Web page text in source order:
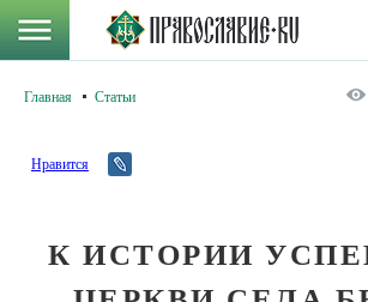
Главная Статьи
Нравится
К ИСТОРИИ